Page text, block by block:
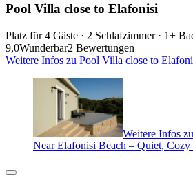
Pool Villa close to Elafonisi
Platz für 4 Gäste · 2 Schlafzimmer · 1+
9,0Wunderbar2 Bewertungen
Weitere Infos zu Pool Villa close to
Weitere Infos
Near Elafonisi Beach – Quiet,